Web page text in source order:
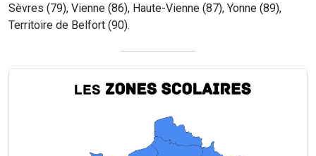
Sèvres (79), Vienne (86), Haute-Vienne (87), Yonne (89),
Territoire de Belfort (90).